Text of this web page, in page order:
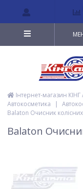
Інтернет-магазин
Автокосметика
|
Balaton Очисник
Balaton